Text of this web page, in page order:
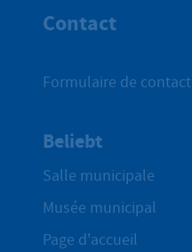
Contact
Formulaire de contact
Beliebt
Salle municipale
Musée municipal
Page d'accueil